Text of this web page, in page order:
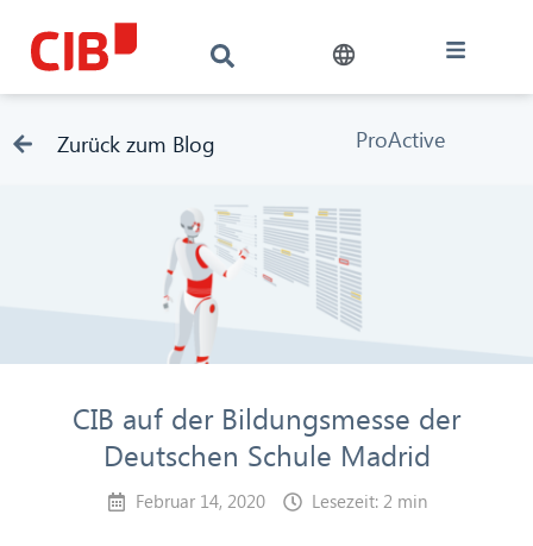
Zurück zum Blog ProActive
CIB auf der Bildungsmesse der
Deutschen Schule Madrid
Februar 14, 2020 Lesezeit: 2 min